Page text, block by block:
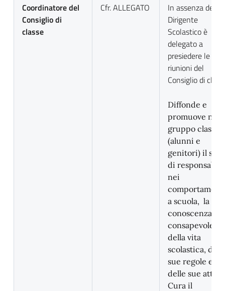
Coordinatore del
Consiglio di
classe
Cfr. ALLEGATO
In assenza del
Dirigente
Scolastico è
delegato a
presiedere le
riunioni del
Consiglio di
Diffonde e
promuove nel
gruppo classe
(alunni e
genitori) il
di
nei
a scuola, la
conoscenza e
della vita
scolastica,
sue regole e
delle sue
Cura il